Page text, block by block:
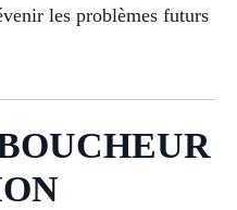
les problèmes futurs